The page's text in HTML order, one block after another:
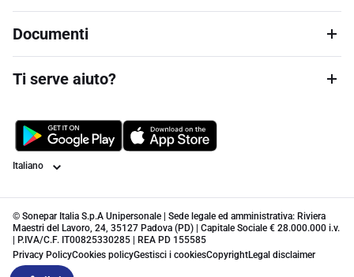
Documenti
Ti serve aiuto?
Lingua
© Sonepar Italia S.p.A Unipersonale | Sede legale ed amministrativa: Riviera
Maestri del Lavoro, 24, 35127 Padova (PD) | Capitale Sociale € 28.000.000 i.v.
| P.IVA/C.F. IT00825330285 | REA PD 155585
Privacy PolicyCookies policyGestisci i cookiesCopyrightLegal disclaimer